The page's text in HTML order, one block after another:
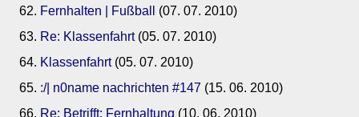
Fernhalten | Fußball
(07. 07. 2010)
Re: Klassenfahrt(05. 07. 2010)
Klassenfahrt(05. 07. 2010)
:/| n0name nachrichten #147 (15. 06. 2010)
Re: Betrifft: Fernhaltung (10. 06. 2010)